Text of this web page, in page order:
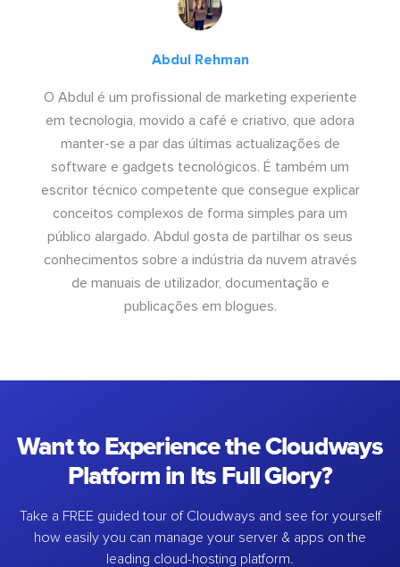
Abdul Rehman
O Abdul é um profissional de marketing experiente
em tecnologia, movido a café e criativo, que adora
manter-se a par das últimas actualizações de
software e gadgets tecnológicos. É também um
escritor técnico competente que consegue explicar
conceitos complexos de forma simples para um
público alargado. Abdul gosta de partilhar os seus
conhecimentos sobre a indústria da nuvem através
de manuais de utilizador, documentação e
publicações em blogues.
Want to Experience the Cloudways
Platform in Its Full Glory?
Take a FREE guided tour of Cloudways and see for yourself
how easily you can manage your server & apps on the
leading cloud-hosting platform.